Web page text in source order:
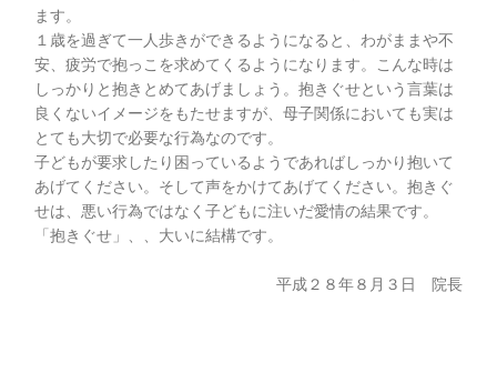
ます。
１歳を過ぎて一人歩きができるようになると、わがままや不
安、疲労で抱っこを求めてくるようになります。こんな時は
しっかりと抱きとめてあげましょう。抱きぐせという言葉は
良くないイメージをもたせますが、母子関係においても実は
とても大切で必要な行為なのです。
子どもが要求したり困っているようであればしっかり抱いて
あげてください。そして声をかけてあげてください。抱きぐ
せは、悪い行為ではなく子どもに注いだ愛情の結果です。
「抱きぐせ」、、大いに結構です。
平成２８年８月３日 院長